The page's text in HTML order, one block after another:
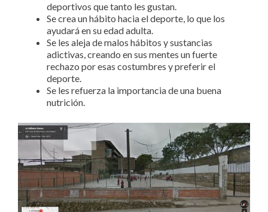
deportivos que tanto les gustan.
Se crea un hábito hacia el deporte, lo que los
ayudará en su edad adulta.
Se les aleja de malos hábitos y sustancias
adictivas, creando en sus mentes un fuerte
rechazo por esas costumbres y preferir el
deporte.
Se les refuerza la importancia de una buena
nutrición.